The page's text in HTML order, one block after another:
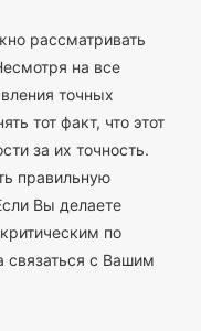
рассматривать
на все
точных
тот факт, что этот
за их точность.
правильную
Вы делаете
по
с Вашим